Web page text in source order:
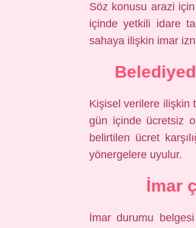
Söz konusu arazi için
içinde yetkili idare
sahaya ilişkin imar
Kişisel verilere ilişkin
gün içinde ücretsiz
belirtilen ücret
yönergelere uyulur.
İmar
İmar durumu